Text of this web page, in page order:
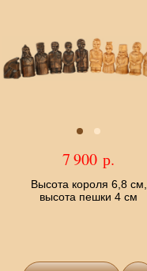
7 900 р.
Высота короля 6,8 см,
высота пешки 4 см